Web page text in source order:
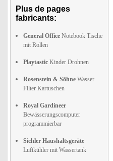
Plus de pages
fabricants:
General Office Notebook Tische
mit Rollen
Playtastic Kinder Drohnen
Rosenstein & Söhne Wasser
Filter Kartuschen
Royal Gardineer
Bewässerungscomputer
programmierbar
Sichler Haushaltsgeräte
Luftkühler mit Wassertank